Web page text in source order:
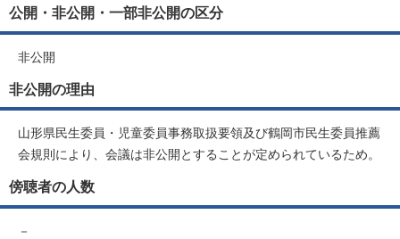
公開・非公開・一部非公開の区分
非公開
非公開の理由
山形県民生委員・児童委員事務取扱要領及び鶴岡市民生委員推薦
会規則により、会議は非公開とすることが定められているため。
傍聴者の人数
－